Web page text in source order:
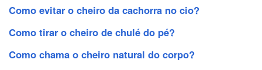
Como evitar o cheiro da cachorra no cio?
Como tirar o cheiro de chulé do pé?
Como chama o cheiro natural do corpo?